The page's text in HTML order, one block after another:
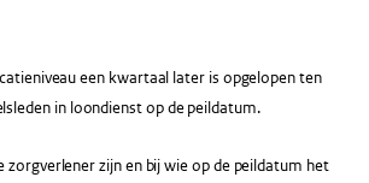
een kwartaal later is opgelopen ten
in loondienst op de peildatum.
zijn en bij wie op de peildatum het